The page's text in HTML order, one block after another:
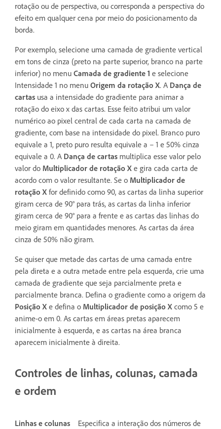
rotação ou de perspectiva, ou corresponda a perspectiva do
efeito em qualquer cena por meio do posicionamento da
borda.
Por exemplo, selecione uma camada de gradiente vertical
em tons de cinza (preto na parte superior, branco na parte
inferior) no menu Camada de gradiente 1 e selecione
Intensidade 1 no menu Origem da rotação X. A Dança de
cartas usa a intensidade do gradiente para animar a
rotação do eixo x das cartas. Esse feito atribui um valor
numérico ao pixel central de cada carta na camada de
gradiente, com base na intensidade do pixel. Branco puro
equivale a 1, preto puro resulta equivale a – 1 e 50% cinza
equivale a 0. A Dança de cartas multiplica esse valor pelo
valor do Multiplicador de rotação X e gira cada carta de
acordo com o valor resultante. Se o Multiplicador de
rotação X for definido como 90, as cartas da linha superior
giram cerca de 90° para trás, as cartas da linha inferior
giram cerca de 90° para a frente e as cartas das linhas do
meio giram em quantidades menores. As cartas da área
cinza de 50% não giram.
Se quiser que metade das cartas de uma camada entre
pela direta e a outra metade entre pela esquerda, crie uma
camada de gradiente que seja parcialmente preta e
parcialmente branca. Defina o gradiente como a origem da
Posição X e defina o Multiplicador de posição X como 5 e
anime-o em 0. As cartas em áreas pretas aparecem
inicialmente à esquerda, e as cartas na área branca
aparecem inicialmente à direita.
Controles de linhas, colunas, camada
e ordem
Linhas e colunas
Especifica a interação dos números de